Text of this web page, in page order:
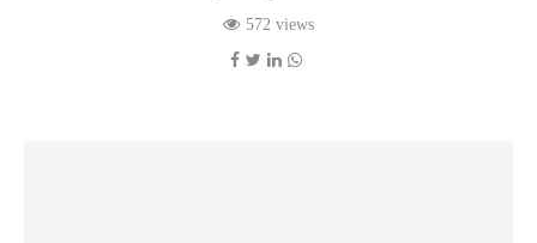
572 views